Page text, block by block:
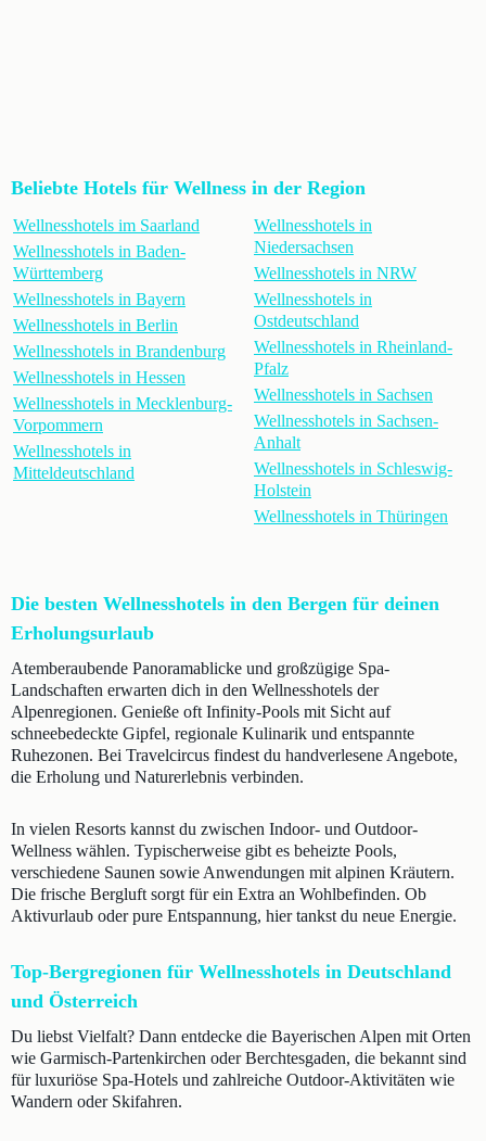
Beliebte Hotels für Wellness in der Region
Wellnesshotels im Saarland
Wellnesshotels in Baden-
Württemberg
Wellnesshotels in Bayern
Wellnesshotels in Berlin
Wellnesshotels in Brandenburg
Wellnesshotels in Hessen
Wellnesshotels in Mecklenburg-
Vorpommern
Wellnesshotels in
Mitteldeutschland
Wellnesshotels in
Niedersachsen
Wellnesshotels in NRW
Wellnesshotels in
Ostdeutschland
Wellnesshotels in Rheinland-
Pfalz
Wellnesshotels in Sachsen
Wellnesshotels in Sachsen-
Anhalt
Wellnesshotels in Schleswig-
Holstein
Wellnesshotels in Thüringen
Die besten Wellnesshotels in den Bergen für deinen
Erholungsurlaub
Atemberaubende Panoramablicke und großzügige Spa-
Landschaften erwarten dich in den Wellnesshotels der
Alpenregionen. Genieße oft Infinity-Pools mit Sicht auf
schneebedeckte Gipfel, regionale Kulinarik und entspannte
Ruhezonen. Bei Travelcircus findest du handverlesene Angebote,
die Erholung und Naturerlebnis verbinden.
In vielen Resorts kannst du zwischen Indoor- und Outdoor-
Wellness wählen. Typischerweise gibt es beheizte Pools,
verschiedene Saunen sowie Anwendungen mit alpinen Kräutern.
Die frische Bergluft sorgt für ein Extra an Wohlbefinden. Ob
Aktivurlaub oder pure Entspannung, hier tankst du neue Energie.
Top-Bergregionen für Wellnesshotels in Deutschland
und Österreich
Du liebst Vielfalt? Dann entdecke die Bayerischen Alpen mit Orten
wie Garmisch-Partenkirchen oder Berchtesgaden, die bekannt sind
für luxuriöse Spa-Hotels und zahlreiche Outdoor-Aktivitäten wie
Wandern oder Skifahren.